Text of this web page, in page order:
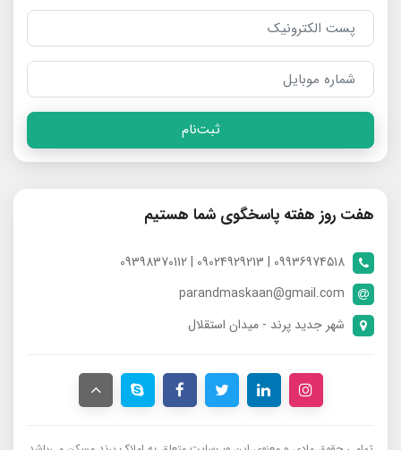
ثبت‌نام
هفت روز هفته پاسخگوی شما هستیم
09936974518 | 09024929213 | 09398370112
parandmaskaan@gmail.com
شهر جدید پرند - میدان استقلال